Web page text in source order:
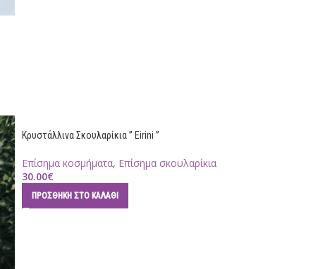
Κρυστάλλινα Σκουλαρίκια ” Eirini ”
Επίσημα κοσμήματα, Επίσημα σκουλαρίκια
30.00€
ΠΡΟΣΘΉΚΗ ΣΤΟ ΚΑΛΆΘΙ